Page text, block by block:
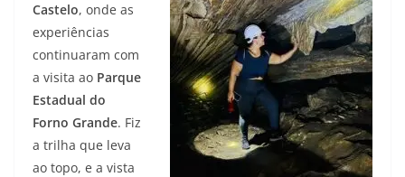
Castelo, onde as
experiências
continuaram com
a visita ao Parque
Estadual do
Forno Grande. Fiz
a trilha que leva
ao topo, e a vista